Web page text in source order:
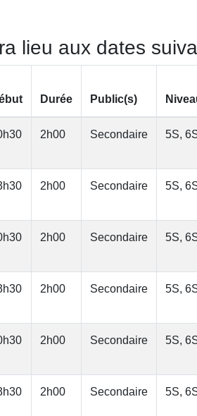
lieu aux dates
Durée Public(s)
2h00 Secondaire 5S,
2h00 Secondaire 5S,
2h00 Secondaire 5S,
2h00 Secondaire 5S,
2h00 Secondaire 5S,
2h00 Secondaire 5S,